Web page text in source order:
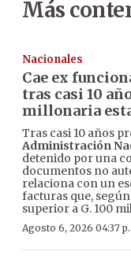
Más
Nacionales
Cae ex
tras casi 10
millonaria
Tras casi 10 años
Administración
detenido por una
documentos no
relaciona con un
facturas que,
superior a G. 100
Agosto 6, 2026 04:37